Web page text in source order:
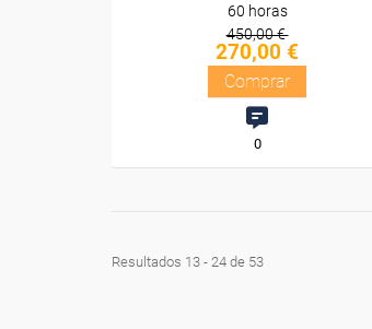
60 horas
450,00 €
270,00 €
Comprar
0
Resultados 13 - 24 de 53